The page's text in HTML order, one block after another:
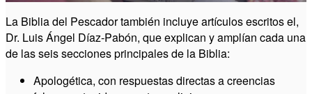
Video
La Biblia del Pescador también incluye artículos escritos el,
Dr. Luis Ángel Díaz-Pabón, que explican y amplían cada una
de las seis secciones principales de la Biblia:
Apologética, con respuestas directas a creencias